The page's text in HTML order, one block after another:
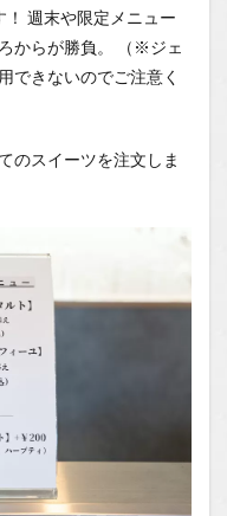
！ 週末や限定メニュー
からが勝負。 （※ジェ
できないのでご注意く
のスイーツを注文しま